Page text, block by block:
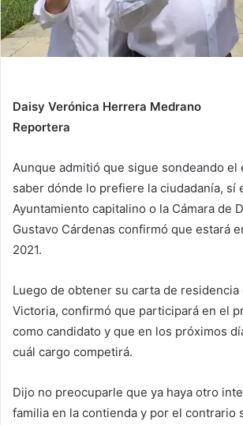
Daisy Verónica Herrera Medrano
Reportera
Aunque admitió que sigue sondeando el
saber dónde lo prefiere la ciudadanía, sí
Ayuntamiento capitalino o la Cámara de
Gustavo Cárdenas confirmó que estará
2021.
Luego de obtener su carta de residencia
Victoria, confirmó que participará en el
como candidato y que en los próximos
cuál cargo competirá.
Dijo no preocuparle que ya haya otro
familia en la contienda y por el contrario